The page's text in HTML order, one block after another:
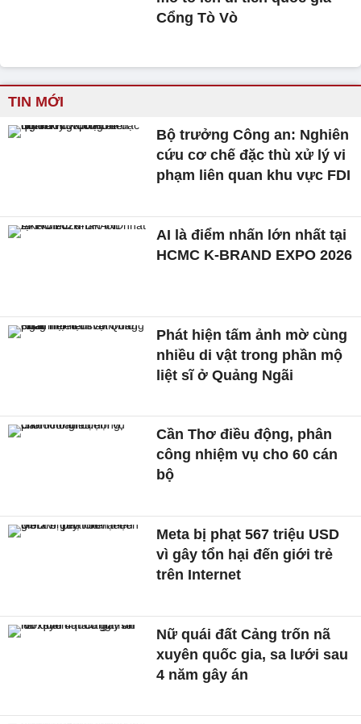
Cổng Tò Vò
TIN MỚI
Bộ trưởng Công an: Nghiên
cứu cơ chế đặc thù xử lý vi
phạm liên quan khu vực FDI
AI là điểm nhấn lớn nhất tại
HCMC K-BRAND EXPO 2026
Phát hiện tấm ảnh mờ cùng
nhiều di vật trong phần mộ
liệt sĩ ở Quảng Ngãi
Cần Thơ điều động, phân
công nhiệm vụ cho 60 cán
bộ
Meta bị phạt 567 triệu USD
vì gây tổn hại đến giới trẻ
trên Internet
Nữ quái đất Cảng trốn nã
xuyên quốc gia, sa lưới sau
4 năm gây án